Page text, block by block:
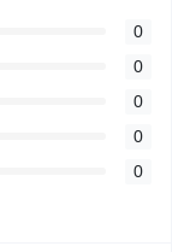
0
0
0
0
0